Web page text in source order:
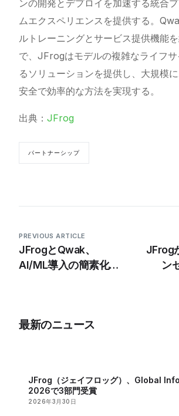
ンの開発とデプロイを加速する統合
ムエクスペリエンスを提供する。
ルトレーニングとサービス提供機能
で、JFrogはモデルの複雑なライフ
るソリューションを提供し、大規模
安全で効率的な方法を実現する。
出典：JFrog
パートナーシップ
PREVIOUS ARTICLE
JFrogとQwak、
AI/ML導入の簡素化に
JFrog
ン
最新のニュース
JFrog（ジェイフロッグ）、Global
2026で3部門受賞
2026年3月30日